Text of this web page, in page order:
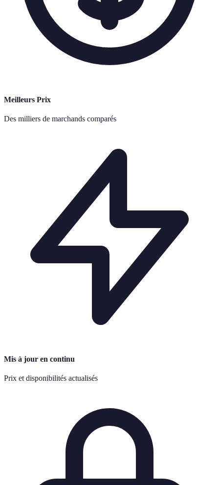
Meilleurs Prix
Des milliers de marchands comparés
Mis à jour en continu
Prix et disponibilités actualisés